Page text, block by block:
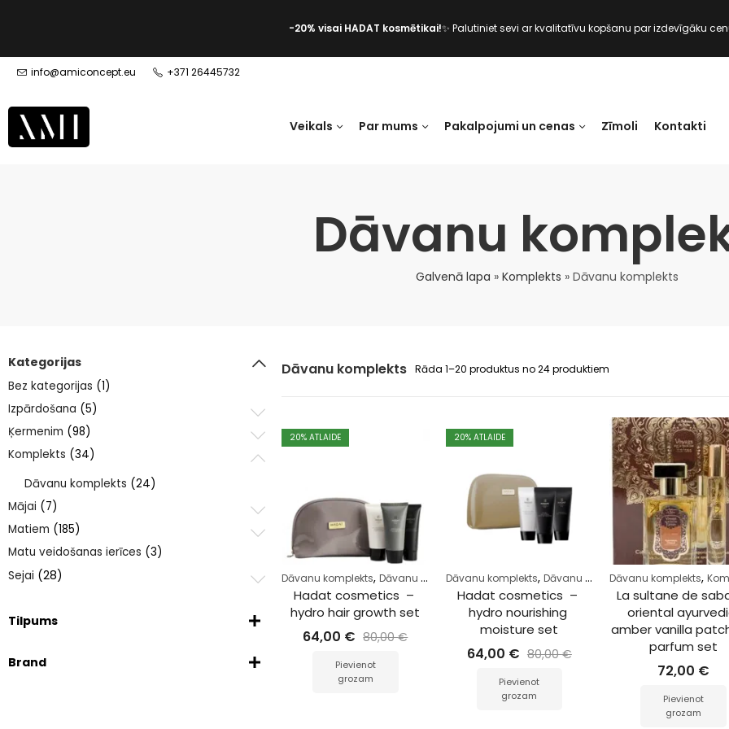
-20% visai HADAT kosmētikai!✨ Palutiniet sevi ar kvalitatīvu kopšanu par izdevīgāku
info@amiconcept.eu +371 26445732
Veikals Par mums Pakalpojumi un cenas Zīmoli Kontakti
Dāvanu
Galvenā lapa » Komplekts » Dāvanu komplekts
Dāvanu komplekts Rāda 1–20 produktus no 24 produktiem
20% ATLAIDE
Dāvanu komplekts, Dāvanu komplekts ,Komplekts,Matiem
Hadat cosmetics  –
hydro hair growth set
64,00 € 80,00€
Pievienot
grozam
20% ATLAIDE
Dāvanu komplekts, Dāvanu komplekts ,Komplekts,
Hadat cosmetics  –
hydro nourishing
moisture set
64,00 € 80,00€
Pievienot
grozam
Dāvanu komplekts,
La sultane de
oriental
amber vanilla
parfum set
72,00 €
Pievienot
grozam
Kategorijas
Bez kategorijas (1)
Izpārdošana (5)
Ķermenim (98)
Komplekts (34)
Dāvanu komplekts (24)
Mājai (7)
Matiem (185)
Matu veidošanas ierīces (3)
Sejai (28)
Tilpums
Brand